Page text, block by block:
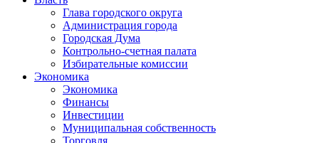
Глава городского округа
Администрация города
Городская Дума
Контрольно-счетная палата
Избирательные комиссии
Экономика
Экономика
Финансы
Инвестиции
Муниципальная собственность
Торговля